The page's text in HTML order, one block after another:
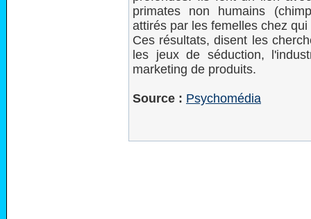
primates non humains
attirés par les femelles chez
Ces résultats, disent les
les jeux de séduction,
marketing de produits.
Source : Psychomédia